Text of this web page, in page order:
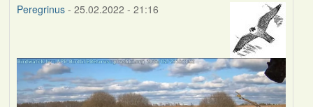
Peregrinus- 25.02.2022 - 21:16